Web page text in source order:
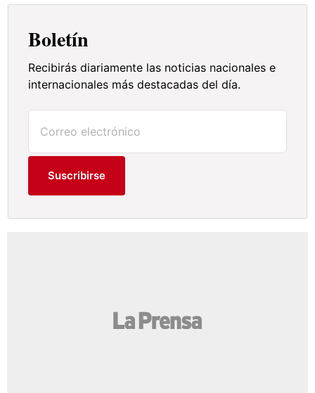
Boletín
Recibirás diariamente las noticias nacionales e
internacionales más destacadas del día.
Suscribirse